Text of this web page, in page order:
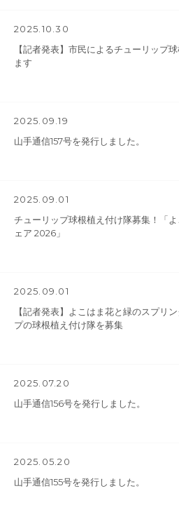
2025.10.30
【記者発表】市民によるチューリップ
ます
2025.09.19
山手通信157号を発行しました。
2025.09.01
チューリップ球根植え付け隊募集！「
ェア 2026」
2025.09.01
【記者発表】よこはま花と緑のスプリ
プの球根植え付け隊を募集
2025.07.20
山手通信156号を発行しました。
2025.05.20
山手通信155号を発行しました。